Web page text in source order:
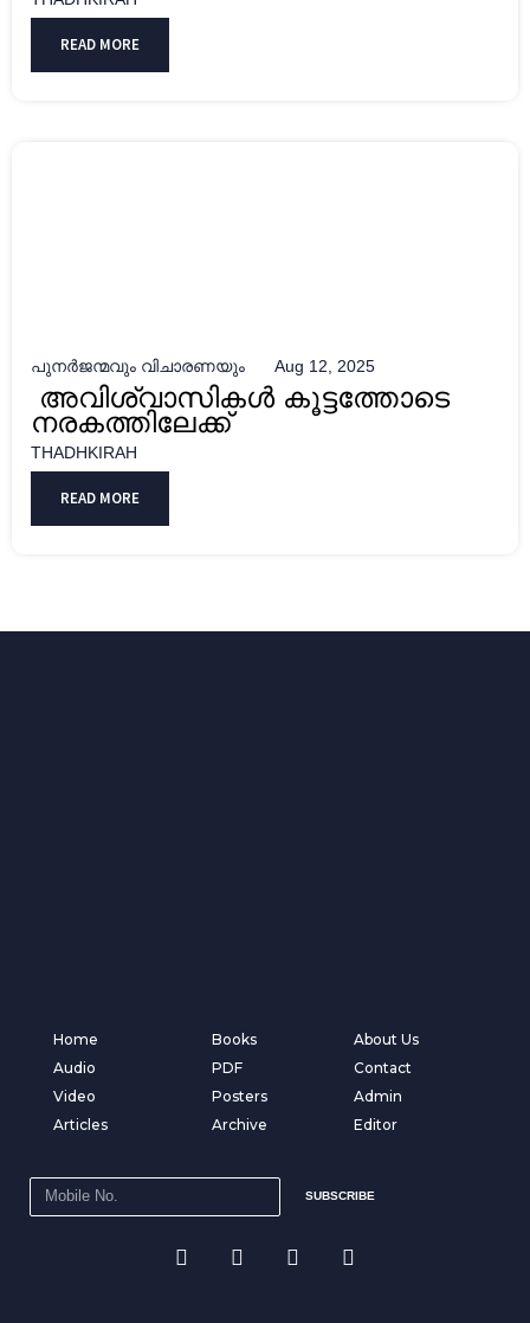
READ MORE
പുനർജന്മവും വിചാരണയും Aug 12, 2025
അവിശ്വാസികൾ കൂട്ടത്തോടെ
നരകത്തിലേക്ക്
THADHKIRAH
READ MORE
Home
Audio
Video
Articles
Books
PDF
Posters
Archive
About Us
Contact
Admin
Editor
SUBSCRIBE